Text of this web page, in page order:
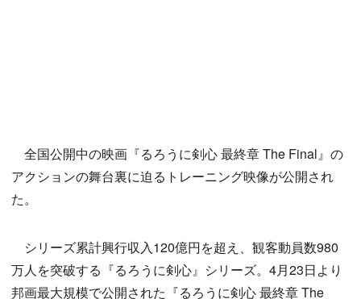
全国公開中の映画『るろうに剣心 最終章 The Final』の
アクションの舞台裏に迫るトレーニング映像が公開され
た。
シリーズ累計興行収入120億円を超え、観客動員数980
万人を突破する『るろうに剣心』シリーズ。4月23日より
邦画最大規模で公開された『るろうに剣心 最終章 The